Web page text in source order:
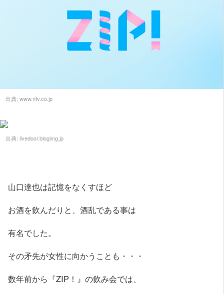
出典: www.ntv.co.jp
出典: livedoor.blogimg.jp
山口達也は記憶をなくすほど
お酒を飲んだりと、酒乱である事は
有名でした。
その矛先が女性に向かうことも・・・
数年前から『ZIP！』の飲み会では、